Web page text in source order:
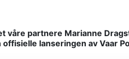
våre partnere Marianne
lanseringen av Vaar